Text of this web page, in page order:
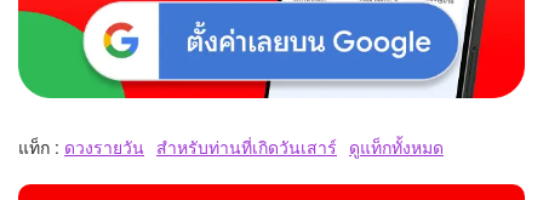
แท็ก : ดวงรายวัน สำหรับท่านที่เกิดวันเสาร์ ดูแท็กทั้งหมด